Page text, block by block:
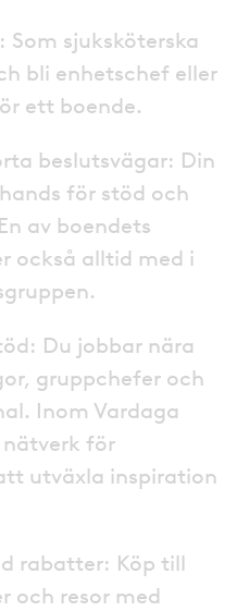
sjuksköterska
bli enhetschef eller
ett boende.
beslutsvägar: Din
för stöd och
av boendets
också alltid med i
Du jobbar nära
gruppchefer och
Inom Vardaga
för
utväxla inspiration
rabatter: Köp till
och resor med